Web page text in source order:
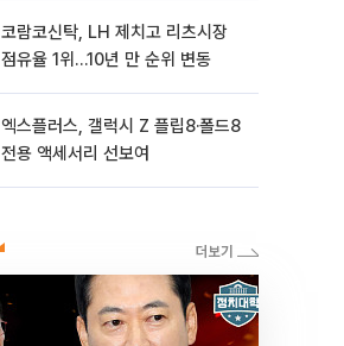
코람코신탁, LH 제치고 리츠시장
점유율 1위…10년 만 순위 변동
엑스플러스, 갤럭시 Z 플립8·폴드8
전용 액세서리 선보여